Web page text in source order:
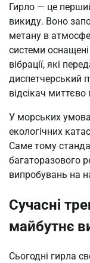
Гирло — це
викиду. Воно
метану в
системи
вібрації, які
диспетчерський
відсікач миттєво
У морських
екологічних
Саме тому
багаторазового
випробувань на
Сучасні
майбутнє
Сьогодні гирла